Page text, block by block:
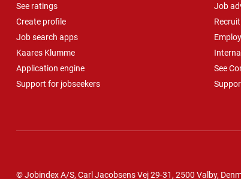
See ratings
Create profile
Job search apps
Kaares Klumme
Application engine
Support for jobseekers
Job
See
© Jobindex A/S, Carl Jacobsens Vej 29-31, 2500 Valby,